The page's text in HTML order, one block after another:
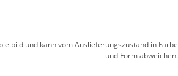
und kann vom Auslieferungszustand in Farbe
und Form abweichen.